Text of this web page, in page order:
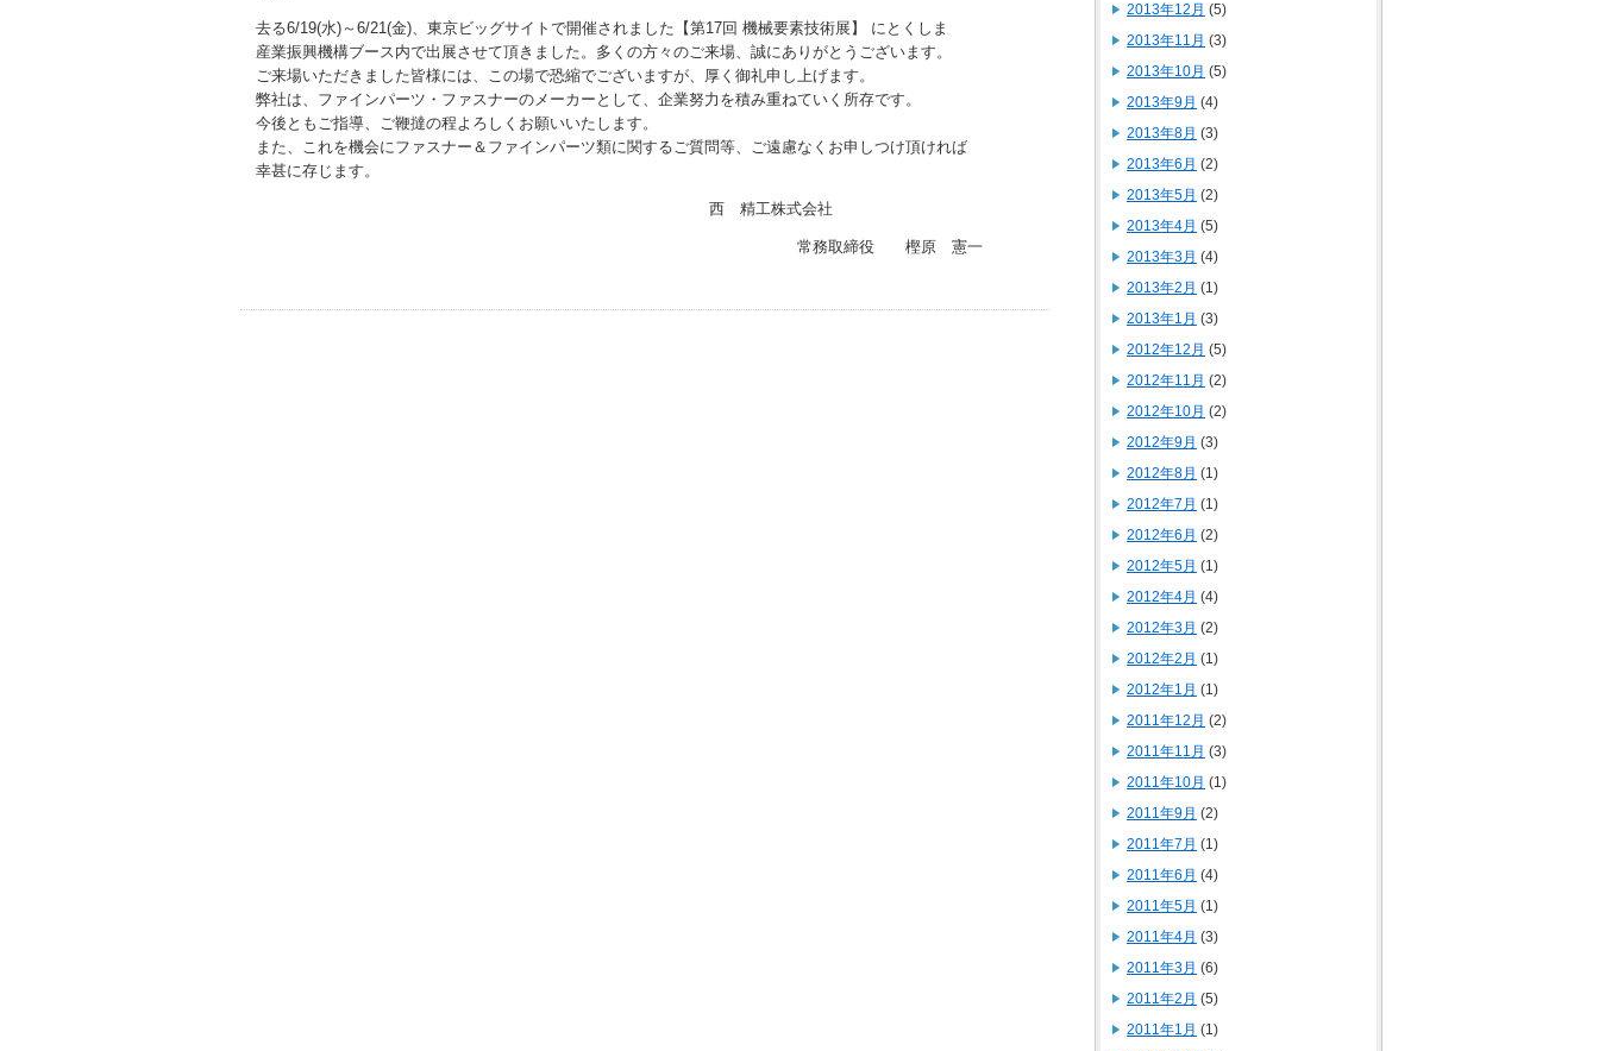
去る6/19(水)～6/21(金)、東京ビッグサイトで開催されました【第17回 機械要素技術展】 にとくしま
産業振興機構ブース内で出展させて頂きました。多くの方々のご来場、誠にありがとうございます。
ご来場いただきました皆様には、この場で恐縮でございますが、厚く御礼申し上げます。
弊社は、ファインパーツ・ファスナーのメーカーとして、企業努力を積み重ねていく所存です。
今後ともご指導、ご鞭撻の程よろしくお願いいたします。
また、これを機会にファスナー＆ファインパーツ類に関するご質問等、ご遠慮なくお申しつけ頂ければ
幸甚に存じます。
西 精工株式会社
常務取締役 樫原 憲一
2013年12月 (5)
2013年11月 (3)
2013年10月 (5)
2013年9月 (4)
2013年8月 (3)
2013年6月 (2)
2013年5月 (2)
2013年4月 (5)
2013年3月 (4)
2013年2月 (1)
2013年1月 (3)
2012年12月 (5)
2012年11月 (2)
2012年10月 (2)
2012年9月 (3)
2012年8月 (1)
2012年7月 (1)
2012年6月 (2)
2012年5月 (1)
2012年4月 (4)
2012年3月 (2)
2012年2月 (1)
2012年1月 (1)
2011年12月 (2)
2011年11月 (3)
2011年10月 (1)
2011年9月 (2)
2011年7月 (1)
2011年6月 (4)
2011年5月 (1)
2011年4月 (3)
2011年3月 (6)
2011年2月 (5)
2011年1月 (1)